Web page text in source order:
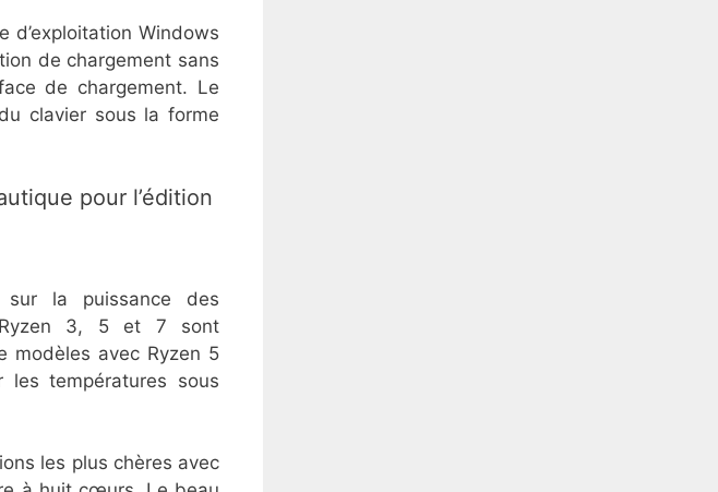
d’exploitation Windows
de chargement sans
de chargement. Le
clavier sous la forme
pour l’édition
sur la puissance des
Ryzen 3, 5 et 7 sont
modèles avec Ryzen 5
températures sous
les plus chères avec